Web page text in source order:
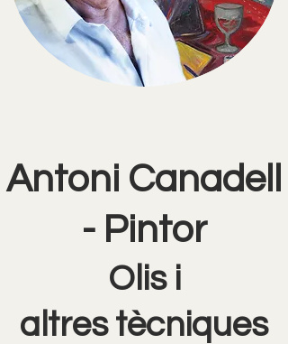
Antoni Canadell
- Pintor
Olis i
altres tècniques